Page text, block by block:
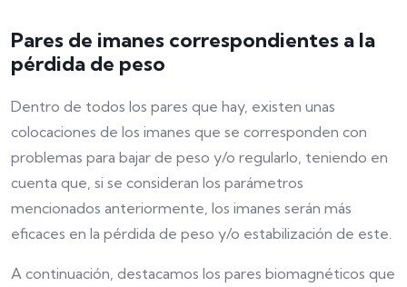
Pares de imanes correspondientes a la
pérdida de peso
Dentro de todos los pares que hay, existen unas
colocaciones de los imanes que se corresponden con
problemas para bajar de peso y/o regularlo, teniendo en
cuenta que, si se consideran los parámetros
mencionados anteriormente, los imanes serán más
eficaces en la pérdida de peso y/o estabilización de este.
A continuación, destacamos los pares biomagnéticos que